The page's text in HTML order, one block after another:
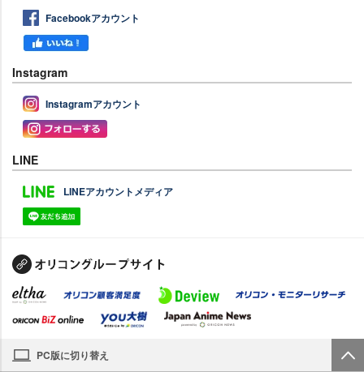
Facebookアカウント
Instagram
Instagramアカウント
LINE
LINEアカウントメディア
PC版に切り替え